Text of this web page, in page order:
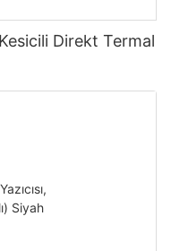
Direkt Termal